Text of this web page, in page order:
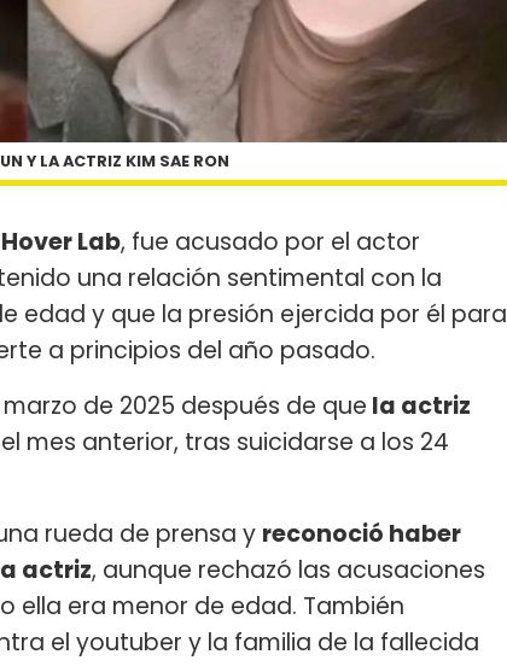
Y LA ACTRIZ KIM SAE RON
Hover Lab, fue acusado por el actor
una relación sentimental con la
edad y que la presión ejercida por él para
a principios del año pasado.
de 2025 después de que la actriz
el mes anterior, tras suicidarse a los 24
rueda de prensa y reconoció haber
actriz, aunque rechazó las acusaciones
ella era menor de edad. También
el youtuber y la familia de la fallecida